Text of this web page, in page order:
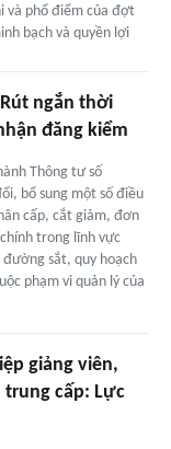
và phổ điểm của đợt
bạch và quyền lợi
ngắn thời
đăng kiểm
Thông tư số
bổ sung một số điều
cấp, cắt giảm, đơn
trong lĩnh vực
sắt, quy hoạch
phạm vi quản lý của
giảng viên,
trung cấp: Lực